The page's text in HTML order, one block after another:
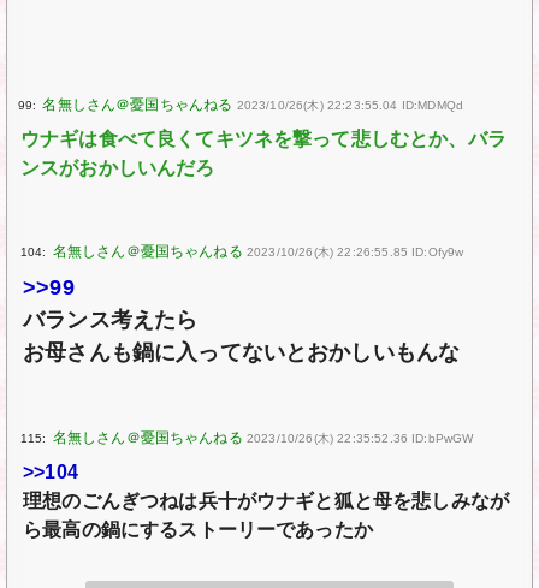
99: 2023/10/26(木) 22:23:55.04 ID:MDMQd
ウナギは食べて良くてキツネを撃って悲しむとか、バラ
ンスがおかしいんだろ
104: 2023/10/26(木) 22:26:55.85 ID:Ofy9w
>>99
バランス考えたら
お母さんも鍋に入ってないとおかしいもんな
115: 2023/10/26(木) 22:35:52.36 ID:bPwGW
>>104
理想のごんぎつねは兵十がウナギと狐と母を悲しみなが
ら最高の鍋にするストーリーであったか